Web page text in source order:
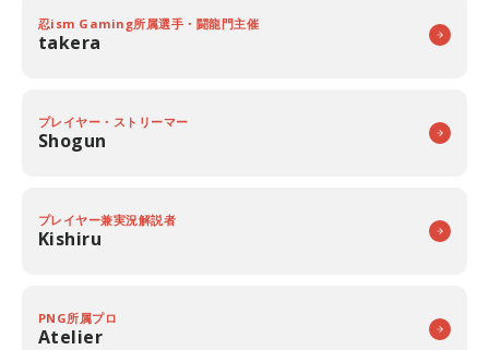
忍ism Gaming所属選手・闘龍門主催
takera
プレイヤー・ストリーマー
Shogun
プレイヤー兼実況解説者
Kishiru
PNG所属プロ
Atelier